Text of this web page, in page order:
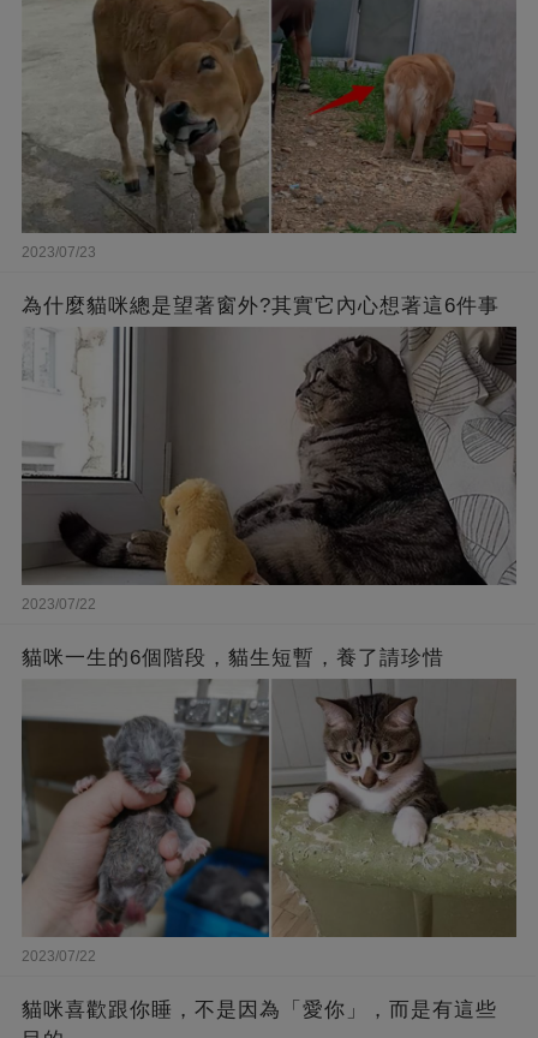
2023/07/23
為什麼貓咪總是望著窗外?其實它內心想著這6件事
2023/07/22
貓咪一生的6個階段，貓生短暫，養了請珍惜
2023/07/22
貓咪喜歡跟你睡，不是因為「愛你」，而是有這些